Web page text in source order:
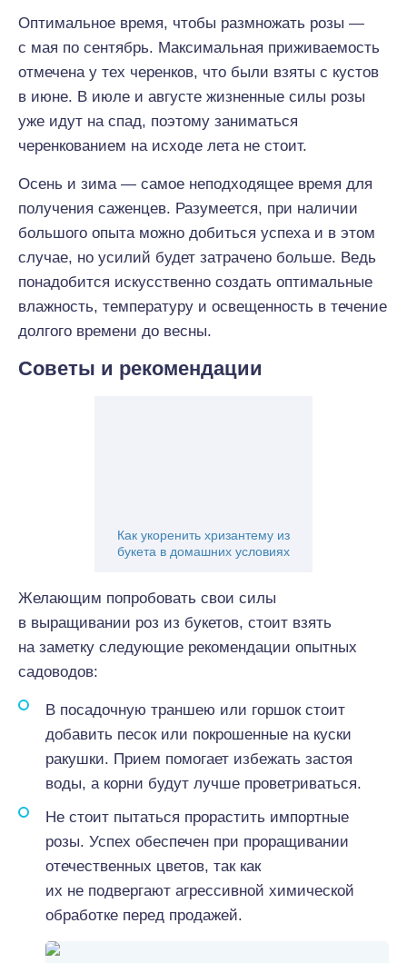
Оптимальное время, чтобы размножать розы —
с мая по сентябрь. Максимальная приживаемость
отмечена у тех черенков, что были взяты с кустов
в июне. В июле и августе жизненные силы розы
уже идут на спад, поэтому заниматься
черенкованием на исходе лета не стоит.
Осень и зима — самое неподходящее время для
получения саженцев. Разумеется, при наличии
большого опыта можно добиться успеха и в этом
случае, но усилий будет затрачено больше. Ведь
понадобится искусственно создать оптимальные
влажность, температуру и освещенность в течение
долгого времени до весны.
Советы и рекомендации
Как укоренить хризантему из
букета в домашних условиях
Желающим попробовать свои силы
в выращивании роз из букетов, стоит взять
на заметку следующие рекомендации опытных
садоводов:
В посадочную траншею или горшок стоит
добавить песок или покрошенные на куски
ракушки. Прием помогает избежать застоя
воды, а корни будут лучше проветриваться.
Не стоит пытаться прорастить импортные
розы. Успех обеспечен при проращивании
отечественных цветов, так как
их не подвергают агрессивной химической
обработке перед продажей.